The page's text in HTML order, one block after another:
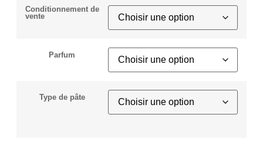
Conditionnement de
vente
Parfum
Type de pâte